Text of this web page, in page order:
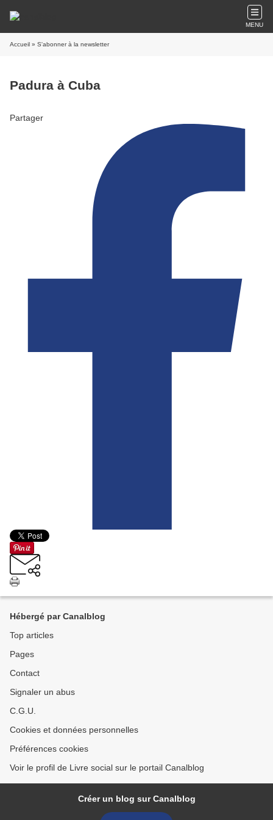
MENU
Accueil » S'abonner à la newsletter
Padura à Cuba
Partager
Hébergé par Canalblog
Top articles
Pages
Contact
Signaler un abus
C.G.U.
Cookies et données personnelles
Préférences cookies
Voir le profil de Livre social sur le portail Canalblog
Créer un blog sur Canalblog